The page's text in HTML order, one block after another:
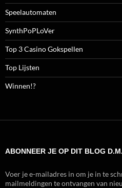
Speelautomaten
SynthPoPLoVer
Top 3 Casino Gokspellen
Top Lijsten
Winnen!?
ABONNEER JE OP DIT BLOG
Voer je e-mailadres in om je in te
mailmeldingen te ontvangen van